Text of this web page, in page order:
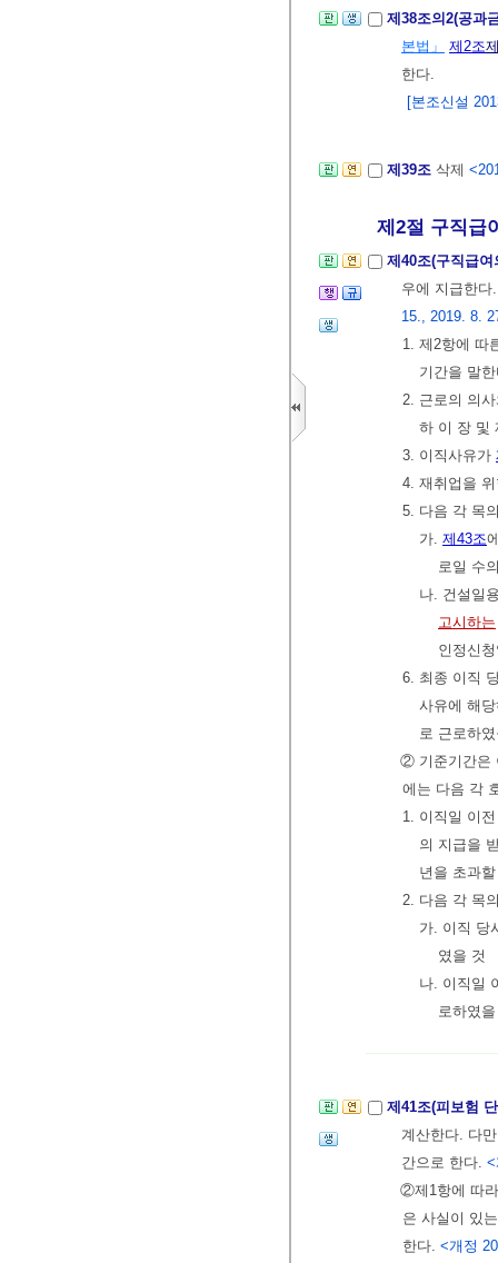
제38조의2(공과
본법」
제2조
한다.
[본조신설
제39조 삭제
제2절 구직급
제40조(구직급
우에 지급한
15., 2019. 8.
1. 제2항에 따
기간을 말
2. 근로의 의
하 이 장 및
3. 이직사유가
4. 재취업을
5. 다음 각 목
가. 제43조
로일 수
나. 건설일
고시하는
인정신
6. 최종 이직
사유에 해
로 근로하
② 기준기간은
에는 다음 각
1. 이직일 이
의 지급을
년을 초과
2. 다음 각 목
가. 이직 당
였을 것
나. 이직일
로하였
제41조(피보험
계산한다. 다
간으로 한다. <
②제1항에 따
은 사실이 있
한다. <개정